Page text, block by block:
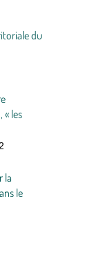
du
« les
la
le